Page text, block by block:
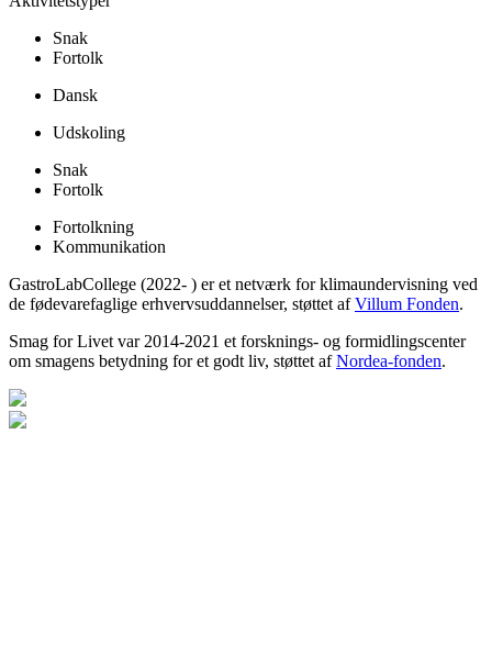
Snak
Fortolk
Dansk
Udskoling
Snak
Fortolk
Fortolkning
Kommunikation
GastroLabCollege (2022- ) er et netværk for klimaundervisning ved
de fødevarefaglige erhvervsuddannelser, støttet afVillum Fonden.
Smag for Livet var 2014-2021 et forsknings- og formidlingscenter
om smagens betydning for et godt liv, støttet afNordea-fonden.